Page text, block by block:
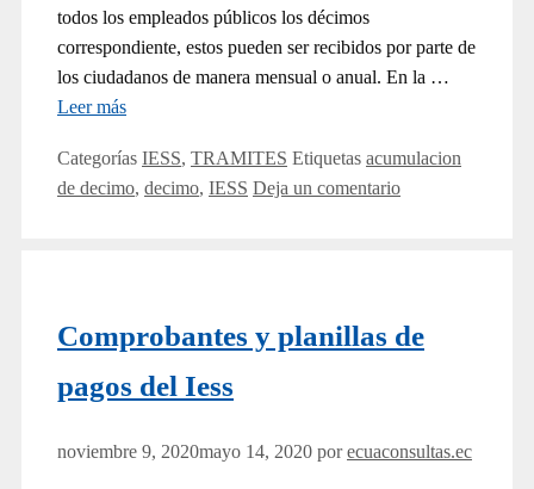
todos los empleados públicos los décimos
correspondiente, estos pueden ser recibidos por parte de
los ciudadanos de manera mensual o anual. En la …
Leer más
Categorías IESS, TRAMITES Etiquetas acumulacion
de decimo, decimo, IESS Deja un comentario
Comprobantes y planillas de
pagos del Iess
noviembre 9, 2020mayo 14, 2020 porecuaconsultas.ec